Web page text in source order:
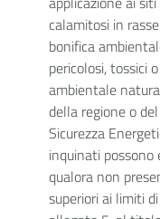
calamitosi in
bonifica
pericolosi, tossici
ambientale
della regione o
Sicurezza
inquinati possono
qualora non
superiori ai limiti